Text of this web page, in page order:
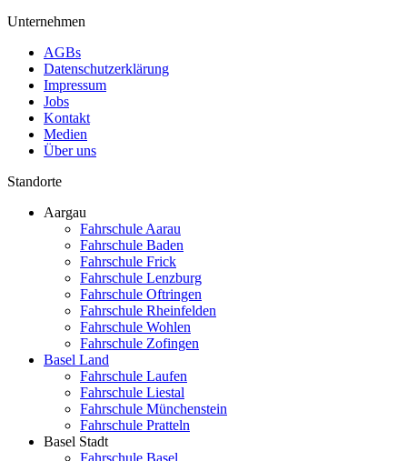
Unternehmen
AGBs
Datenschutzerklärung
Impressum
Jobs
Kontakt
Medien
Über uns
Standorte
Aargau
Fahrschule Aarau
Fahrschule Baden
Fahrschule Frick
Fahrschule Lenzburg
Fahrschule Oftringen
Fahrschule Rheinfelden
Fahrschule Wohlen
Fahrschule Zofingen
Basel Land
Fahrschule Laufen
Fahrschule Liestal
Fahrschule Münchenstein
Fahrschule Pratteln
Basel Stadt
Fahrschule Basel